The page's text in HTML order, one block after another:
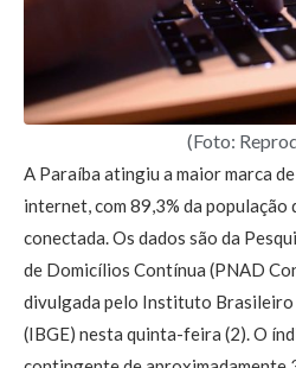
(Foto:
A Paraíba atingiu a maior marca
internet, com 89,3% da população
conectada. Os dados são da
de Domicílios Contínua (PNAD
divulgada pelo Instituto
(IBGE) nesta quinta-feira (2). O